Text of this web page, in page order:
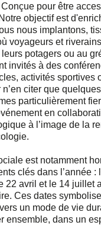
pour être
objectif est
nous implantons,
voyageurs et
potagers ou au
invités à des
activités sportives
citer que quelques
particulièrement
en
à l’image de la
est notamment
clés dans l’année :
22 avril et le 14 juillet
Ces dates
un mode de vie
ensemble, dans un